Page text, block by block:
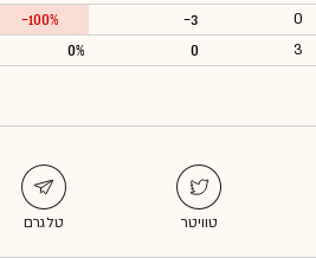
0
-3
-100%
3
0
0%